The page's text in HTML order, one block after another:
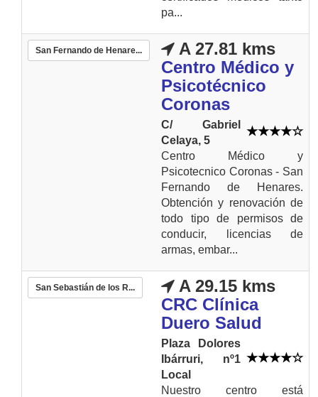
pa...
San Fernando de Henare...
A 27.81 kms
Centro Médico y
Psicotécnico
Coronas
C/ Gabriel
Celaya, 5
Centro Médico y
Psicotecnico Coronas - San
Fernando de Henares.
Obtención y renovación de
todo tipo de permisos de
conducir, licencias de
armas, embar...
San Sebastián de los R...
A 29.15 kms
CRC Clínica
Duero Salud
Plaza Dolores
Ibárruri, nº1
Local
Nuestro centro está